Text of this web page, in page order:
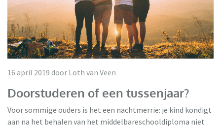
16 april 2019 door Loth van Veen
Doorstuderen of een tussenjaar?
Voor sommige ouders is het een nachtmerrie: je kind kondigt
aan na het behalen van het middelbareschooldiploma niet